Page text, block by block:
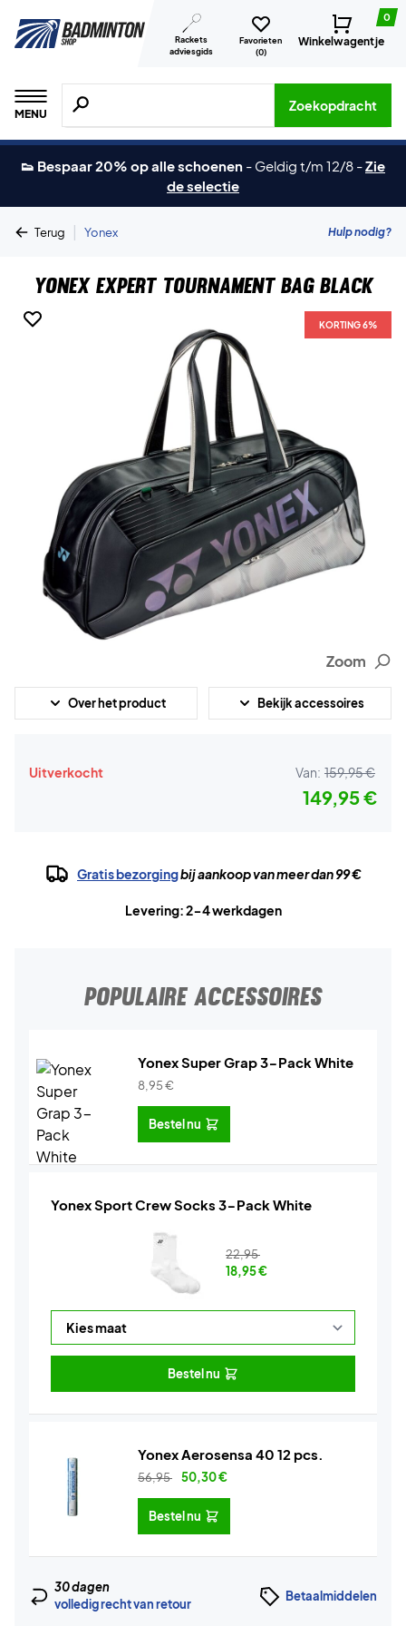
Rackets
adviesgids
Favorieten
(0)
0
Winkelwagentje
MENU
Zoeken naar producten, merken etc.
Zoekopdracht
👟 Bespaar 20% op alle schoenen - Geldig t/m 12/8 -Zie
de selectie
Terug | Yonex Hulp nodig?
Yonex Expert Tournament Bag Black
KORTING 6%
Zoom
Over het product Bekijk accessoires
Uitverkocht Van: 159,95 €
149,95 €
Gratis bezorgingbij aankoop van meer dan 99 €
Levering: 2-4 werkdagen
POPULAIRE ACCESSOIRES
Yonex Super Grap 3-Pack White
8,95€
Bestel nu
Yonex Sport Crew Socks 3-Pack White
22,95
18,95€
Bestel nu
Yonex Aerosensa 40 12 pcs.
56,95 50,30€
Bestel nu
30 dagen
volledig recht van retour
Betaalmiddelen